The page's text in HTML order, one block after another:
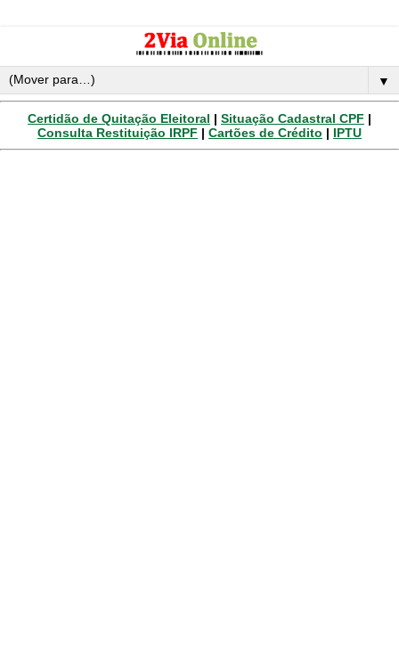
▼
Certidão de Quitação Eleitoral | Situação Cadastral CPF |
Consulta Restituição IRPF | Cartões de Crédito | IPTU